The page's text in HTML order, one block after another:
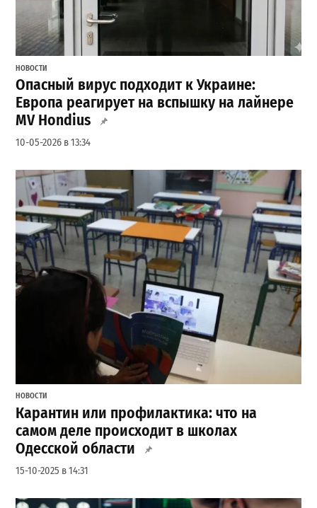
НОВОСТИ
Опасный вирус подходит к Украине:
Европа реагирует на вспышку на лайнере
MV Hondius
10-05-2026 в 13:34
НОВОСТИ
Карантин или профилактика: что на
самом деле происходит в школах
Одесской области
15-10-2025 в 14:31